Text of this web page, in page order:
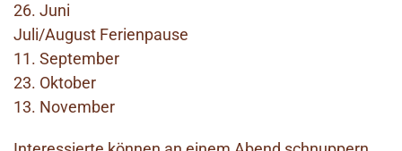
26. Juni
Juli/August Ferienpause
11. September
23. Oktober
13. November